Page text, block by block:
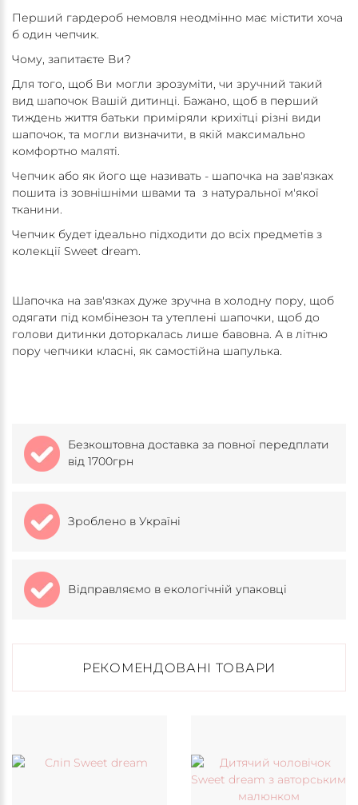
Перший гардероб немовля неодмінно має містити хоча
б один чепчик.
Чому, запитаєте Ви?
Для того, щоб Ви могли зрозуміти, чи зручний такий
вид шапочок Вашій дитинці. Бажано, щоб в перший
тиждень життя батьки приміряли крихітці різні види
шапочок, та могли визначити, в якій максимально
комфортно маляті.
Чепчик або як його ще називать - шапочка на зав'язках
пошита із зовнішніми швами та з натуральної м'якої
тканини.
Чепчик будет ідеально підходити до всіх предметів з
колекції Sweet dream.
Шапочка на зав'язках дуже зручна в холодну пору, щоб
одягати під комбінезон та утеплені шапочки, щоб до
голови дитинки доторкалась лише бавовна. А в літню
пору чепчики класні, як самостійна шапулька.
Безкоштовна доставка за повної передплати
від 1700грн
Зроблено в Україні
Відправляємо в екологічній упаковці
РЕКОМЕНДОВАНІ ТОВАРИ